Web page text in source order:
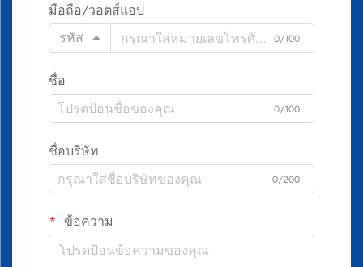
มือถือ/วอตส์แอป
รหัส
0/100
ชื่อ
0/100
ชื่อบริษัท
0/200
ข้อความ